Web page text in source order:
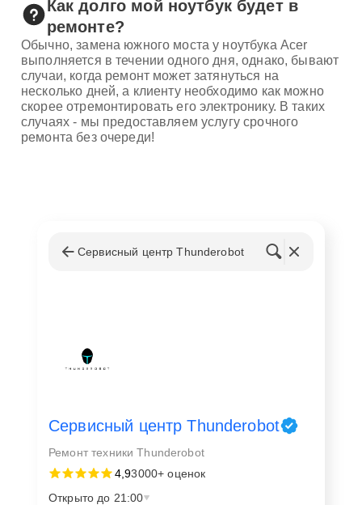
Как долго мой ноутбук будет в
ремонте?
Обычно, замена южного моста у ноутбука Acer
выполняется в течении одного дня, однако, бывают
случаи, когда ремонт может затянуться на
несколько дней, а клиенту необходимо как можно
скорее отремонтировать его электронику. В таких
случаях - мы предоставляем услугу срочного
ремонта без очереди!
Сервисный центр Thunderobot
Сервисный центр Thunderobot
Ремонт техники Thunderobot
4,93000+ оценок
Открыто до 21:00